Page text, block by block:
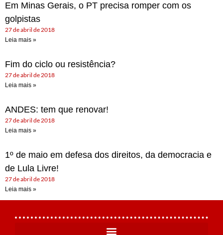
Em Minas Gerais, o PT precisa romper com os
golpistas
27 de abril de 2018
Leia mais »
Fim do ciclo ou resistência?
27 de abril de 2018
Leia mais »
ANDES: tem que renovar!
27 de abril de 2018
Leia mais »
1º de maio em defesa dos direitos, da democracia e
de Lula Livre!
27 de abril de 2018
Leia mais »